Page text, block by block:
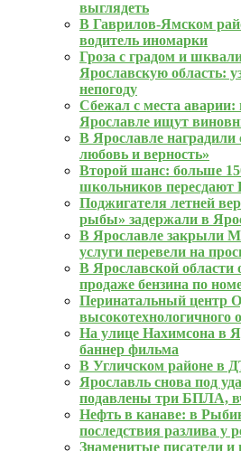
выглядеть
В Гаврилов-Ямском
водитель иномарки
Гроза с градом и
Ярославскую область:
непогоду
Сбежал с места аварии:
Ярославле ищут
В Ярославле наградили
любовь и верность»
Второй шанс: больше
школьников пересдают
Поджигателя летней
рыбы» задержали в
В Ярославле закрыли
услуги перевели на
В Ярославской области
продаже бензина по
Перинатальный центр
высокотехнологичного
На улице Нахимсона в
баннер фильма
В Угличском районе в
Ярославль снова под
подавлены три БПЛА,
Нефть в канаве: в
последствия разлива у
Знаменитые писатели и